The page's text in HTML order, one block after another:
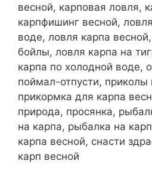
весной, карповая ловля,
карпфишинг весной,
воде, ловля карпа
бойлы, ловля карпа на
карпа по холодной воде,
поймал-отпусти, приколы
прикормка для карпа
природа, просянка,
на карпа, рыбалка на
карпа весной, снасти
карп весной